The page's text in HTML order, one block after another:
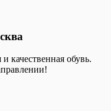
качественная обувь.